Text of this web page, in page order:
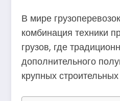
В мире
комбинация техники
грузов, где
дополнительного
крупных